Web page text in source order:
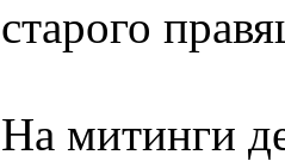
старого
На митинги